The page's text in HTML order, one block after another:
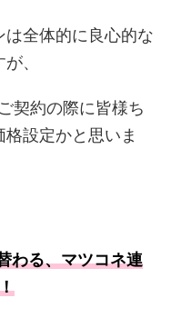
全体的に良心的な
、
契約の際に皆様ち
設定かと思いま
わる、マツコネ連